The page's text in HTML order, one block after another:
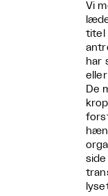
Vi
titel
har
De